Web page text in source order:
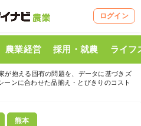
ログイン
農業経営 採用・就農 ライフ
が抱える固有の問題を、データに基づきズ
ンに合わせた品揃え・とびきりのコスト
熊本